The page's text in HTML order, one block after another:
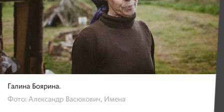
Галина Боярина.
Фото: Александр Васюкович, Имена